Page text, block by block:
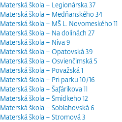
Materská škola – Legionárska 37
Materská škola – Medňanského 34
Materská škola – MŠ L. Novomeského 11
Materská škola – Na dolinách 27
Materská škola – Niva 9
Materská škola – Opatovská 39
Materská škola – Osvienčimská 5
Materská škola – Považská 1
Materská škola – Pri parku 10/16
Materská škola – Šafárikova 11
Materská škola – Šmidkeho 12
Materská škola – Soblahovská 6
Materská škola – Stromová 3